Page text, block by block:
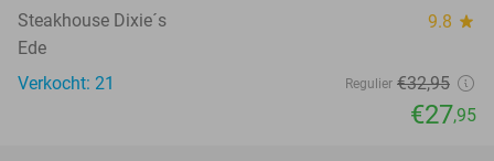
Steakhouse Dixie´s 9.8 star
Ede
Verkocht: 21
Regulier €32,95
€27,95